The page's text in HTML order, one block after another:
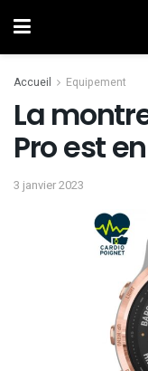
Accueil Equipement
La
Pro est
3 janvier 2023